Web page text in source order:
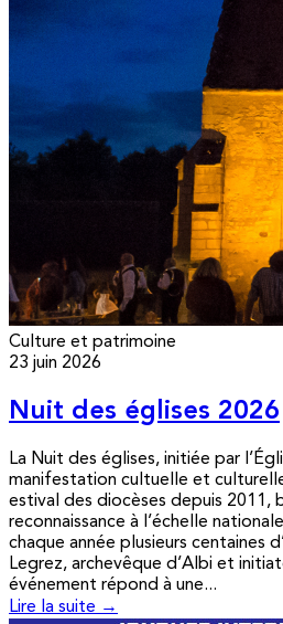
Culture et patrimoine
23 juin 2026
Nuit des églises 2026
La Nuit des églises, initiée par
manifestation cultuelle et
estival des diocèses depuis 2011,
reconnaissance à l’échelle
chaque année plusieurs centaines
Legrez, archevêque d’Albi et
événement répond à une...
Lire la suite →